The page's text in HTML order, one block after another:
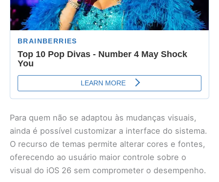
Para quem não se adaptou às mudanças visuais,
ainda é possível customizar a interface do sistema.
O recurso de temas permite alterar cores e fontes,
oferecendo ao usuário maior controle sobre o
visual do iOS 26 sem comprometer o desempenho.